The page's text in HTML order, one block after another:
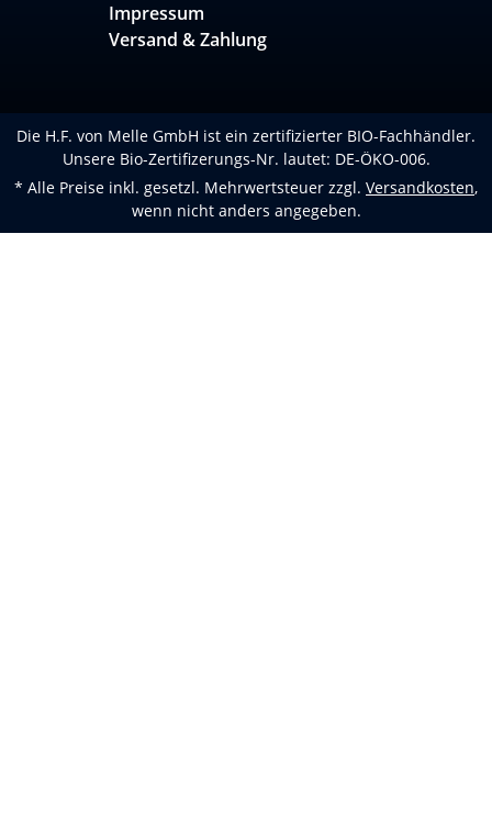
Impressum
Versand & Zahlung
Die H.F. von Melle GmbH ist ein zertifizierter BIO-Fachhändler.
Unsere Bio-Zertifizerungs-Nr. lautet: DE-ÖKO-006.
* Alle Preise inkl. gesetzl. Mehrwertsteuer zzgl. Versandkosten,
wenn nicht anders angegeben.